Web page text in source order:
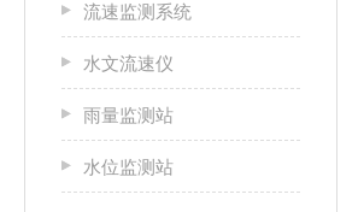
流速监测系统
水文流速仪
雨量监测站
水位监测站